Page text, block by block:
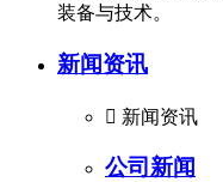
装备与技术。
新闻资讯
 新闻资讯
公司新闻